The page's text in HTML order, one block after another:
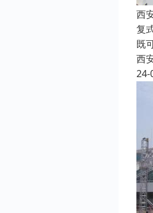
西
复
既
西
24-